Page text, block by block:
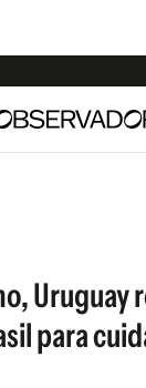
Uruguay
para